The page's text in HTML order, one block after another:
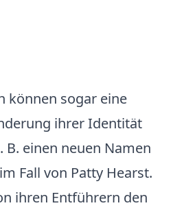
können sogar eine
ihrer Identität
B. einen neuen Namen
Fall von Patty Hearst.
ihren Entführern den